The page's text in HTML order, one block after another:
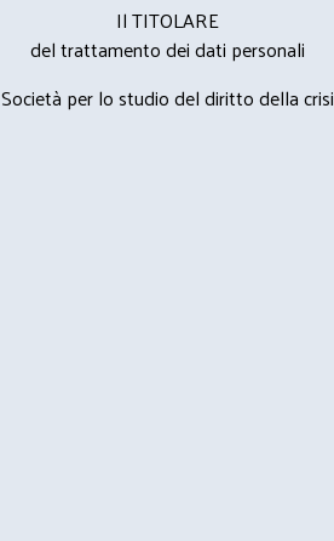
Il TITOLARE
del trattamento dei dati personali
Società per lo studio del diritto della crisi